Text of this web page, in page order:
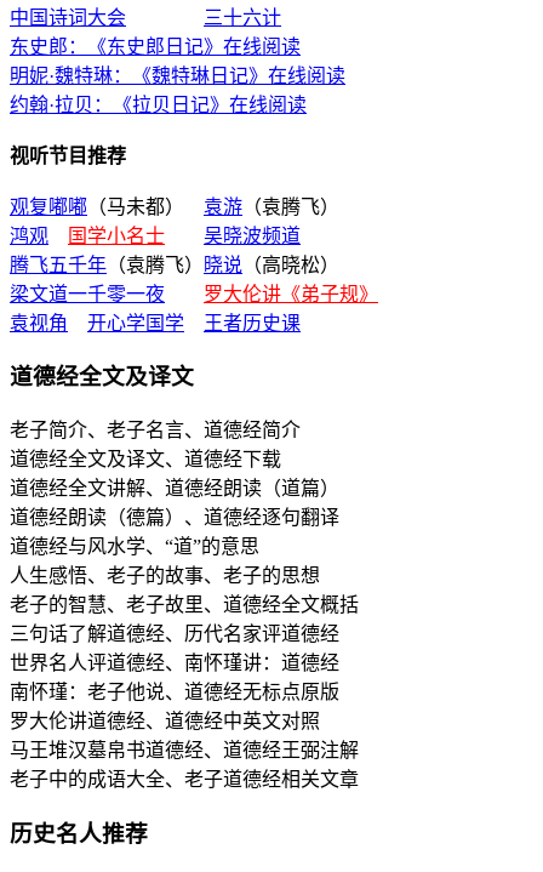
中国诗词大会
三十六计
东史郎：《东史郎日记》在线阅读
明妮·魏特琳：《魏特琳日记》在线阅读
约翰·拉贝：《拉贝日记》在线阅读
视听节目推荐
观复嘟嘟 （马未都） 袁游 （袁腾飞）
鸿观
国学小名士
吴晓波频道
腾飞五千年 （袁腾飞） 晓说 （高晓松）
梁文道一千零一夜
罗大伦讲《弟子规》
袁视角
开心学国学 王者历史课
道德经全文及译文
老子简介、老子名言、道德经简介
道德经全文及译文、道德经下载
道德经全文讲解、道德经朗读（道篇）
道德经朗读（德篇）、道德经逐句翻译
道德经与风水学、“道”的意思
人生感悟、老子的故事、老子的思想
老子的智慧、老子故里、道德经全文概括
三句话了解道德经、历代名家评道德经
世界名人评道德经、南怀瑾讲：道德经
南怀瑾：老子他说、道德经无标点原版
罗大伦讲道德经、道德经中英文对照
马王堆汉墓帛书道德经、道德经王弼注解
老子中的成语大全、老子道德经相关文章
历史名人推荐